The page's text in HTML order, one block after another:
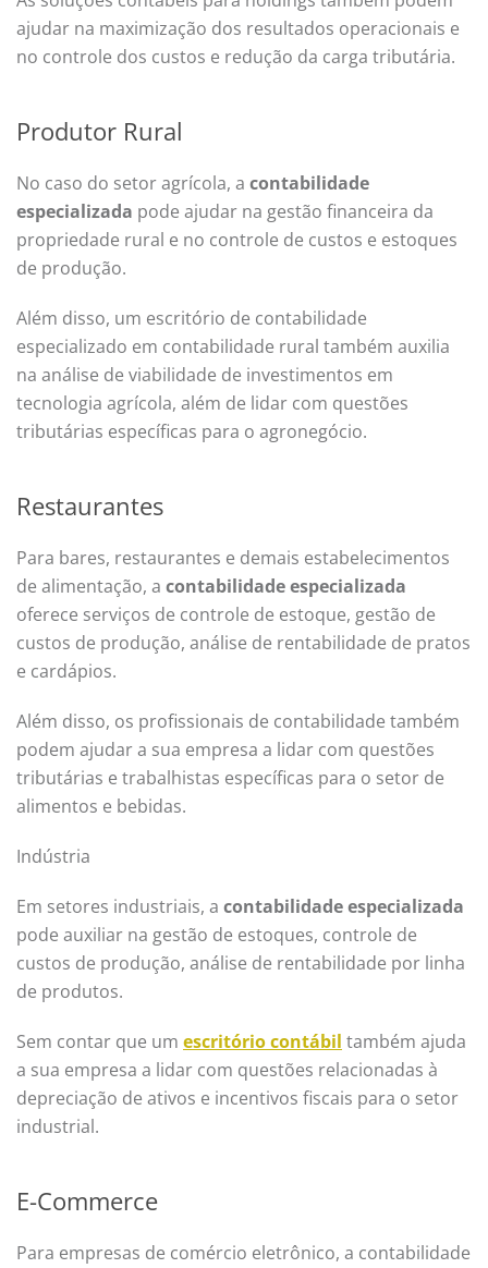
ajudar na maximização dos resultados operacionais e
no controle dos custos e redução da carga tributária.
Produtor Rural
No caso do setor agrícola, a contabilidade
especializada pode ajudar na gestão financeira da
propriedade rural e no controle de custos e estoques
de produção.
Além disso, um escritório de contabilidade
especializado em contabilidade rural também auxilia
na análise de viabilidade de investimentos em
tecnologia agrícola, além de lidar com questões
tributárias específicas para o agronegócio.
Restaurantes
Para bares, restaurantes e demais estabelecimentos
de alimentação, a contabilidade especializada
oferece serviços de controle de estoque, gestão de
custos de produção, análise de rentabilidade de pratos
e cardápios.
Além disso, os profissionais de contabilidade também
podem ajudar a sua empresa a lidar com questões
tributárias e trabalhistas específicas para o setor de
alimentos e bebidas.
Indústria
Em setores industriais, a contabilidade especializada
pode auxiliar na gestão de estoques, controle de
custos de produção, análise de rentabilidade por linha
de produtos.
Sem contar que um escritório contábil também ajuda
a sua empresa a lidar com questões relacionadas à
depreciação de ativos e incentivos fiscais para o setor
industrial.
E-Commerce
Para empresas de comércio eletrônico, a contabilidade